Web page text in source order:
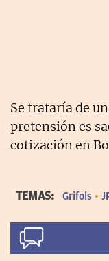
Se trataría de
pretensión es
cotización en
TEMAS: Grifols